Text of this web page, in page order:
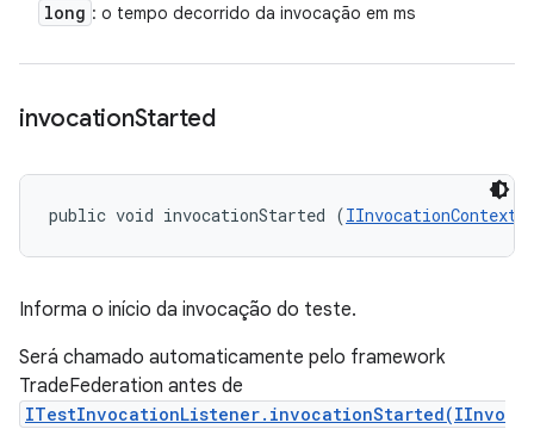
long : o tempo decorrido da invocação em ms
invocationStarted
public void invocationStarted (IInvocationContext
Informa o início da invocação do teste.
Será chamado automaticamente pelo framework
TradeFederation antes de
ITestInvocationListener.invocationStarted(IInvo